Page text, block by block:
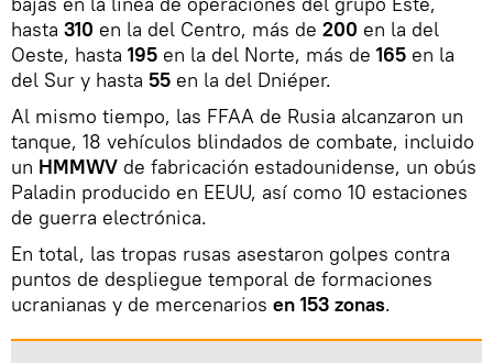
hasta 310 en la del Centro, más de 200 en la del
Oeste, hasta 195 en la del Norte, más de 165 en la
del Sur y hasta 55 en la del Dniéper.
Al mismo tiempo, las FFAA de Rusia alcanzaron un
tanque, 18 vehículos blindados de combate, incluido
un HMMWV de fabricación estadounidense, un obús
Paladin producido en EEUU, así como 10 estaciones
de guerra electrónica.
En total, las tropas rusas asestaron golpes contra
puntos de despliegue temporal de formaciones
ucranianas y de mercenarios en 153 zonas.